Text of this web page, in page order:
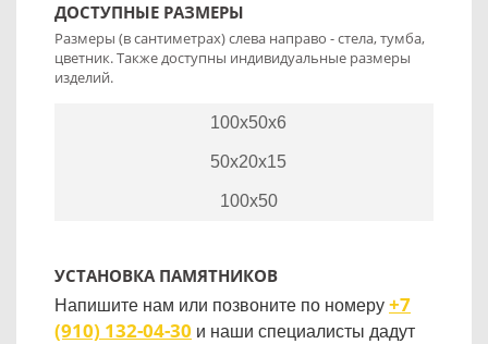
ДОСТУПНЫЕ РАЗМЕРЫ
Размеры (в сантиметрах) слева направо - стела, тумба,
цветник. Также доступны индивидуальные размеры
изделий.
100x50x6
50x20x15
100x50
УСТАНОВКА ПАМЯТНИКОВ
Напишите нам или позвоните по номеру +7
(910) 132-04-30 и наши специалисты дадут